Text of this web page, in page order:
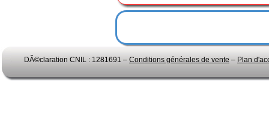
DÃ©claration CNIL : 1281691 – Conditions générales de vente – Plan